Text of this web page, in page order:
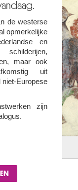
de westerse
opmerkelijke
en
schilderijen,
maar ook
uit
Europese
zijn